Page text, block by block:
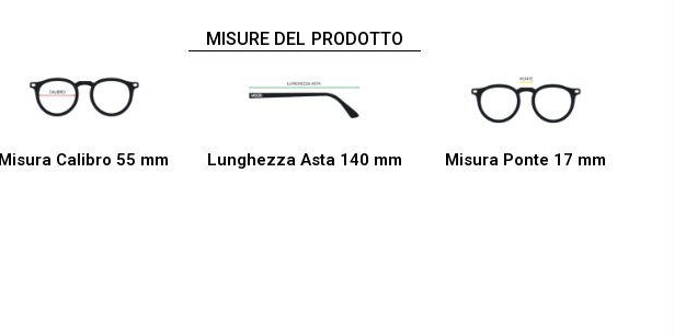
MISURE DEL PRODOTTO
Misura Calibro 55 mm Lunghezza Asta 140 mm Misura Ponte 17 mm